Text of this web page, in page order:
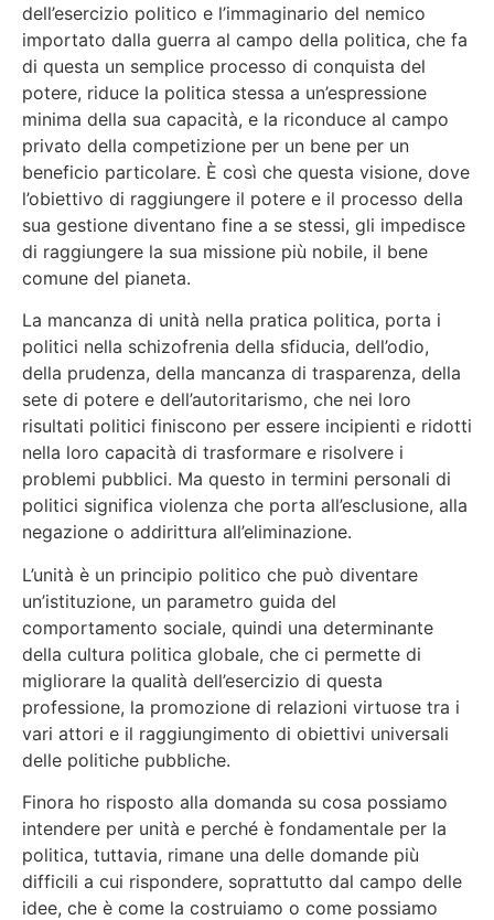
dell’esercizio politico e l’immaginario del nemico
importato dalla guerra al campo della politica, che fa
di questa un semplice processo di conquista del
potere, riduce la politica stessa a un’espressione
minima della sua capacità, e la riconduce al campo
privato della competizione per un bene per un
beneficio particolare. È così che questa visione, dove
l’obiettivo di raggiungere il potere e il processo della
sua gestione diventano fine a se stessi, gli impedisce
di raggiungere la sua missione più nobile, il bene
comune del pianeta.
La mancanza di unità nella pratica politica, porta i
politici nella schizofrenia della sfiducia, dell’odio,
della prudenza, della mancanza di trasparenza, della
sete di potere e dell’autoritarismo, che nei loro
risultati politici finiscono per essere incipienti e ridotti
nella loro capacità di trasformare e risolvere i
problemi pubblici. Ma questo in termini personali di
politici significa violenza che porta all’esclusione, alla
negazione o addirittura all’eliminazione.
L’unità è un principio politico che può diventare
un’istituzione, un parametro guida del
comportamento sociale, quindi una determinante
della cultura politica globale, che ci permette di
migliorare la qualità dell’esercizio di questa
professione, la promozione di relazioni virtuose tra i
vari attori e il raggiungimento di obiettivi universali
delle politiche pubbliche.
Finora ho risposto alla domanda su cosa possiamo
intendere per unità e perché è fondamentale per la
politica, tuttavia, rimane una delle domande più
difficili a cui rispondere, soprattutto dal campo delle
idee, che è come la costruiamo o come possiamo